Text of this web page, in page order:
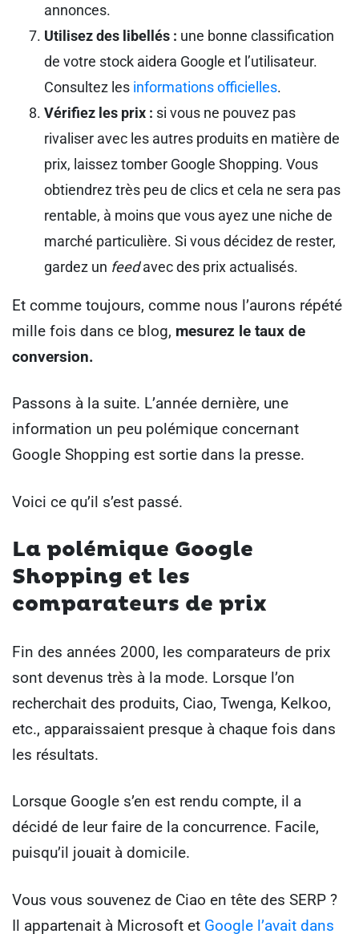
annonces.
Utilisez des libellés : une bonne classification
de votre stock aidera Google et l’utilisateur.
Consultez les informations officielles.
Vérifiez les prix : si vous ne pouvez pas
rivaliser avec les autres produits en matière de
prix, laissez tomber Google Shopping. Vous
obtiendrez très peu de clics et cela ne sera pas
rentable, à moins que vous ayez une niche de
marché particulière. Si vous décidez de rester,
gardez un feedavec des prix actualisés.
Et comme toujours, comme nous l’aurons répété
mille fois dans ce blog, mesurez le taux de
conversion.
Passons à la suite. L’année dernière, une
information un peu polémique concernant
Google Shopping est sortie dans la presse.
Voici ce qu’il s’est passé.
La polémique Google
Shopping et les
comparateurs de prix
Fin des années 2000, les comparateurs de prix
sont devenus très à la mode. Lorsque l’on
recherchait des produits, Ciao, Twenga, Kelkoo,
etc., apparaissaient presque à chaque fois dans
les résultats.
Lorsque Google s’en est rendu compte, il a
décidé de leur faire de la concurrence. Facile,
puisqu’il jouait à domicile.
Vous vous souvenez de Ciao en tête des SERP ?
Il appartenait à Microsoft et Google l’avait dans